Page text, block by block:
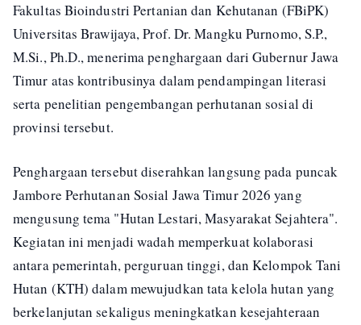
Fakultas Bioindustri Pertanian dan Kehutanan (FBiPK)
Universitas Brawijaya, Prof. Dr. Mangku Purnomo, S.P.,
M.Si., Ph.D., menerima penghargaan dari Gubernur Jawa
Timur atas kontribusinya dalam pendampingan literasi
serta penelitian pengembangan perhutanan sosial di
provinsi tersebut.
Penghargaan tersebut diserahkan langsung pada puncak
Jambore Perhutanan Sosial Jawa Timur 2026 yang
mengusung tema "Hutan Lestari, Masyarakat Sejahtera".
Kegiatan ini menjadi wadah memperkuat kolaborasi
antara pemerintah, perguruan tinggi, dan Kelompok Tani
Hutan (KTH) dalam mewujudkan tata kelola hutan yang
berkelanjutan sekaligus meningkatkan kesejahteraan